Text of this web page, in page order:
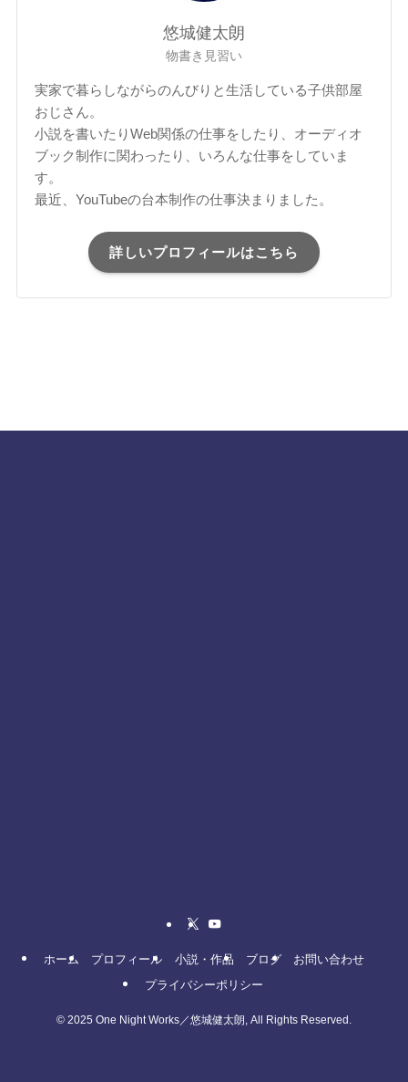
悠城健太朗
物書き見習い
実家で暮らしながらのんびりと生活している子供部屋
おじさん。
小説を書いたりWeb関係の仕事をしたり、オーディオ
ブック制作に関わったり、いろんな仕事をしていま
す。
最近、YouTubeの台本制作の仕事決まりました。
詳しいプロフィールはこちら
ホーム プロフィール 小説・作品 ブログ
お問い合わせ
プライバシーポリシー
© 2025 One Night Works／悠城健太朗, All Rights Reserved.